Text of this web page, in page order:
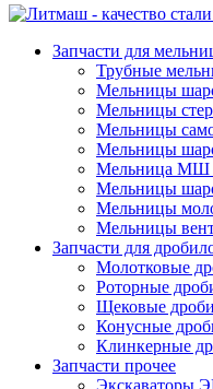
Запчасти для
Трубные
Мельницы
Мельницы
Мельницы
Мельницы
Мельница МШ
Мельницы
Мельницы
Мельницы
Запчасти для
Молотковые
Роторные
Щековые
Конусные
Клинкерные
Запчасти прочее
Экскаваторы